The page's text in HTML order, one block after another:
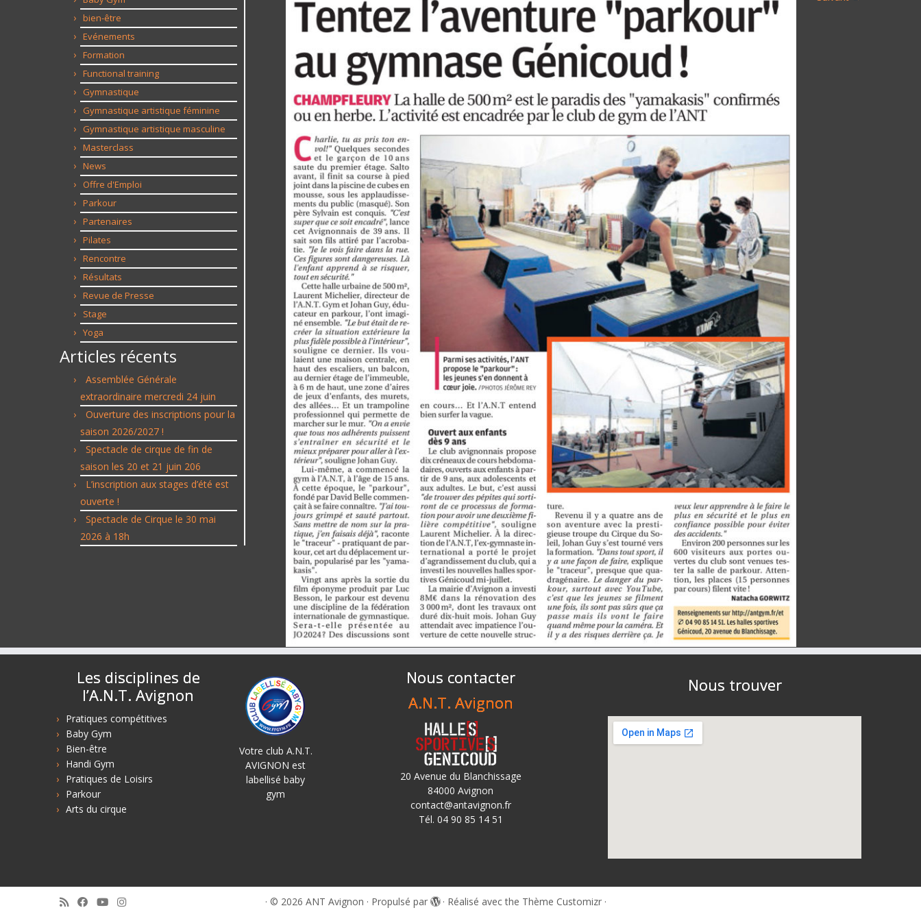
bien-être
Evénements
Formation
Functional training
Gymnastique
Gymnastique artistique féminine
Gymnastique artistique masculine
Masterclass
News
Offre d'Emploi
Parkour
Partenaires
Pilates
Rencontre
Résultats
Revue de Presse
Stage
Yoga
Articles récents
Assemblée Générale
extraordinaire mercredi 24 juin
Ouverture des inscriptions pour la
saison 2026/2027 !
Spectacle de cirque de fin de
saison les 20 et 21 juin 206
L’inscription aux stages d’été est
ouverte !
Spectacle de Cirque le 30 mai
2026 à 18h
Les disciplines de
l’A.N.T. Avignon
Pratiques compétitives
Baby Gym
Bien-être
Handi Gym
Pratiques de Loisirs
Parkour
Arts du cirque
Votre club A.N.T.
AVIGNON est
labellisé baby
gym
Nous contacter
A.N.T. Avignon
20 Avenue du Blanchissage
84000 Avignon
contact@antavignon.fr
Tél. 04 90 85 14 51
Nous trouver
· © 2026 ANT Avignon · Propulsé par · Réalisé avec the Thème Customizr ·